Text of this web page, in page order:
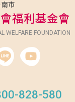
市
福利基金會
WELFARE FOUNDATION
828-580